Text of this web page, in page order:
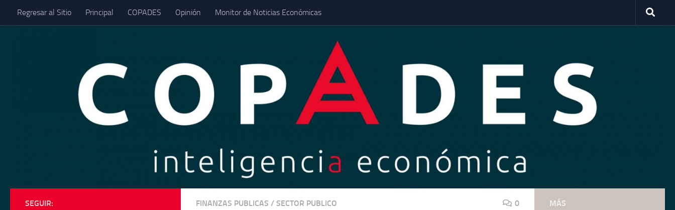
Saltar al contenido
Regresar al Sitio Principal COPADES Opinión Monitor de Noticias Económicas
FINANZAS PUBLICAS / SECTOR PUBLICO 0
SEGUIR: MÁS